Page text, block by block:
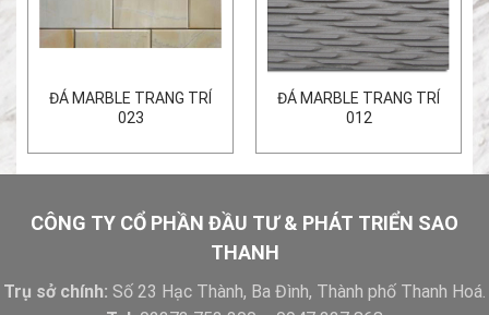
ĐÁ MARBLE TRANG TRÍ
023
ĐÁ MARBLE TRANG TRÍ
012
CÔNG TY CỔ PHẦN ĐẦU TƯ & PHÁT TRIỂN SAO
THANH
Trụ sở chính: Số 23 Hạc Thành, Ba Đình, Thành phố Thanh Hoá.